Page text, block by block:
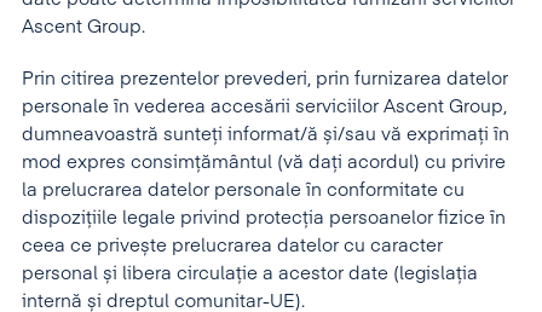
Ascent Group.
Prin citirea prezentelor prevederi, prin furnizarea datelor
personale în vederea accesării serviciilor Ascent Group,
dumneavoastră sunteți informat/ă și/sau vă exprimați în
mod expres consimțământul (vă dați acordul) cu privire
la prelucrarea datelor personale în conformitate cu
dispozițiile legale privind protecția persoanelor fizice în
ceea ce privește prelucrarea datelor cu caracter
personal și libera circulație a acestor date (legislația
internă și dreptul comunitar-UE).